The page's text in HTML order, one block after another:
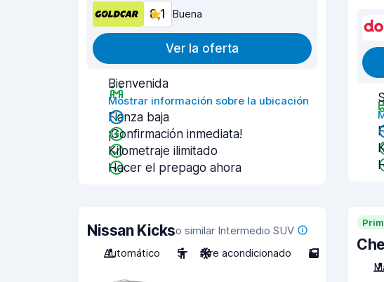
8,1 Buena
Ver la oferta
Bienvenida
Mostrar información sobre la ubicación
Fianza baja
¡Confirmación inmediata!
Kilometraje ilimitado
Hacer el prepago ahora
Nissan Kickso similar Intermedio SUV
Automático
5 Aire acondicionado 5